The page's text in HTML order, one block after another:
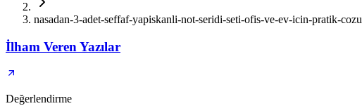
nasadan-3-adet-seffaf-yapiskanli-not-seridi-seti-ofis-ve-ev-icin-pratik-
İlham Veren Yazılar
Değerlendirme